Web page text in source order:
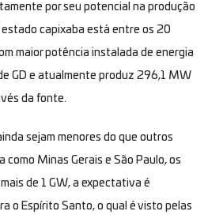
por seu potencial na produção
estado capixaba está entre os 20
maior potência instalada de energia
GD e atualmente produz 296,1 MW
da fonte.
sejam menores do que outros
como Minas Gerais e São Paulo, os
de 1 GW, a expectativa é
o Espírito Santo, o qual é visto pelas